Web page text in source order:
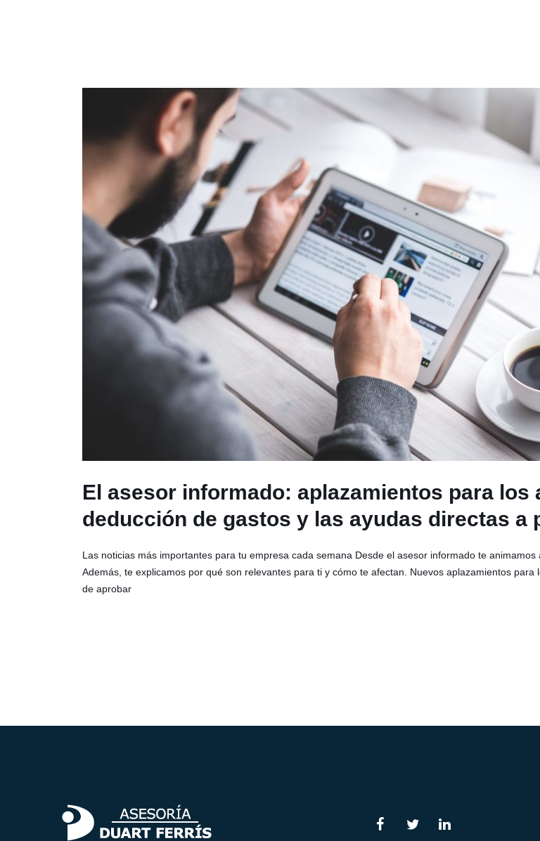
El asesor informado: aplazamientos para los
deducción de gastos y las ayudas directas a
Las noticias más importantes para tu empresa cada semana Desde el asesor informado te
Además, te explicamos por qué son relevantes para ti y cómo te afectan. Nuevos aplazamientos
de aprobar